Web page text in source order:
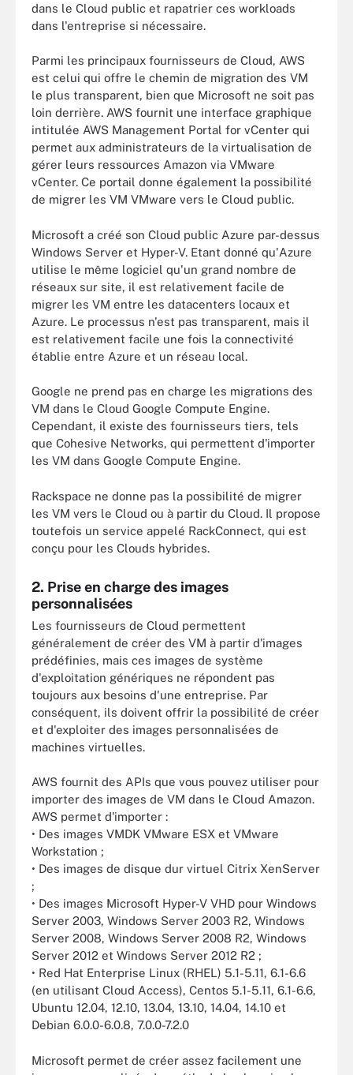
dans le Cloud public et rapatrier ces workloads
dans l'entreprise si nécessaire.
Parmi les principaux fournisseurs de Cloud, AWS
est celui qui offre le chemin de migration des VM
le plus transparent, bien que Microsoft ne soit pas
loin derrière. AWS fournit une interface graphique
intitulée AWS Management Portal for vCenter qui
permet aux administrateurs de la virtualisation de
gérer leurs ressources Amazon via VMware
vCenter. Ce portail donne également la possibilité
de migrer les VM VMware vers le Cloud public.
Microsoft a créé son Cloud public Azure par-dessus
Windows Server et Hyper-V. Etant donné qu'Azure
utilise le même logiciel qu'un grand nombre de
réseaux sur site, il est relativement facile de
migrer les VM entre les datacenters locaux et
Azure. Le processus n'est pas transparent, mais il
est relativement facile une fois la connectivité
établie entre Azure et un réseau local.
Google ne prend pas en charge les migrations des
VM dans le Cloud Google Compute Engine.
Cependant, il existe des fournisseurs tiers, tels
que Cohesive Networks, qui permettent d'importer
les VM dans Google Compute Engine.
Rackspace ne donne pas la possibilité de migrer
les VM vers le Cloud ou à partir du Cloud. Il propose
toutefois un service appelé RackConnect, qui est
conçu pour les Clouds hybrides.
2. Prise en charge des images
personnalisées
Les fournisseurs de Cloud permettent
généralement de créer des VM à partir d'images
prédéfinies, mais ces images de système
d'exploitation génériques ne répondent pas
toujours aux besoins d'une entreprise. Par
conséquent, ils doivent offrir la possibilité de créer
et d'exploiter des images personnalisées de
machines virtuelles.
AWS fournit des APIs que vous pouvez utiliser pour
importer des images de VM dans le Cloud Amazon.
AWS permet d'importer :
• Des images VMDK VMware ESX et VMware
Workstation ;
• Des images de disque dur virtuel Citrix XenServer
;
• Des images Microsoft Hyper-V VHD pour Windows
Server 2003, Windows Server 2003 R2, Windows
Server 2008, Windows Server 2008 R2, Windows
Server 2012 et Windows Server 2012 R2 ;
• Red Hat Enterprise Linux (RHEL) 5.1-5.11, 6.1-6.6
(en utilisant Cloud Access), Centos 5.1-5.11, 6.1-6.6,
Ubuntu 12.04, 12.10, 13.04, 13.10, 14.04, 14.10 et
Debian 6.0.0-6.0.8, 7.0.0-7.2.0
Microsoft permet de créer assez facilement une